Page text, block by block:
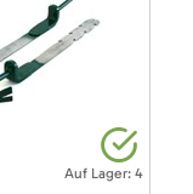
Auf Lager: 4